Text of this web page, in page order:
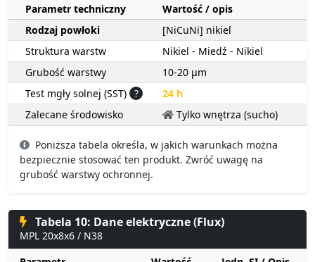
Parametr techniczny
Wartość / opis
Rodzaj powłoki
[NiCuNi] nikiel
Struktura warstw
Nikiel - Miedź - Nikiel
Grubość warstwy
10-20 µm
Test mgły solnej (SST) ?
24 h
Zalecane środowisko
Tylko wnętrza (sucho)
Poniższa tabela określa, w jakich warunkach można
bezpiecznie stosować ten produkt. Zwróć uwagę na
grubość warstwy ochronnej.
Tabela 10: Dane elektryczne (Flux)
MPL 20x8x6 / N38